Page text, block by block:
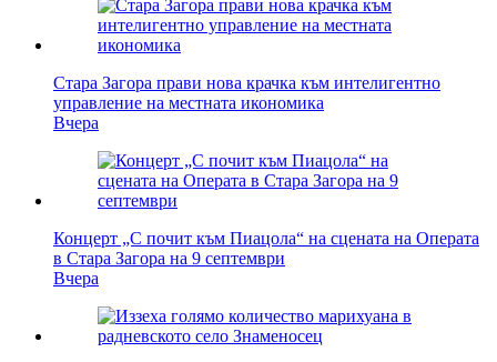
Стара Загора прави нова крачка към интелигентно
управление на местната икономика
Вчера
Концерт „С почит към Пиацола“ на сцената на Операта
в Стара Загора на 9 септември
Вчера